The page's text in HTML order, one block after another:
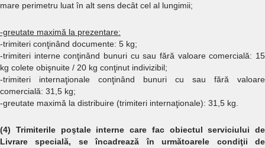
mare perimetru luat în alt sens decât cel al lungimii;
-greutate maximă la prezentare:
-trimiteri conţinând documente: 5 kg;
-trimiteri interne conţinând bunuri cu sau fără valoare comercială: 15
kg colete obişnuite / 20 kg conţinut indivizibil;
-trimiteri internaţionale conţinând bunuri cu sau fără valoare
comercială: 31,5 kg;
-greutate maximă la distribuire (trimiteri internaţionale): 31,5 kg.
(4) Trimiterile poştale interne care fac obiectul serviciului de
Livrare specială, se încadrează în următoarele condiţii de